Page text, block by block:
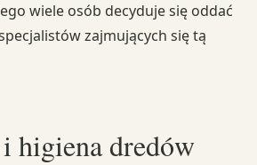
wiele osób decyduje się oddać
zajmujących się tą
higiena dredów